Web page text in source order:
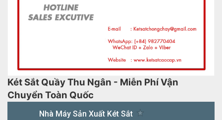
Két Sắt Quầy Thu Ngân - Miễn Phí Vận
Chuyển Toàn Quốc